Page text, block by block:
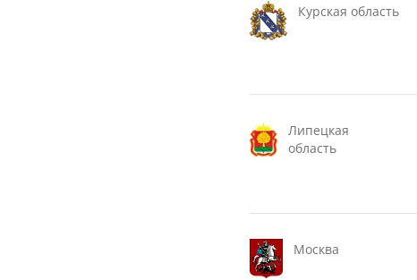
Курская область
Липецкая
область
Москва